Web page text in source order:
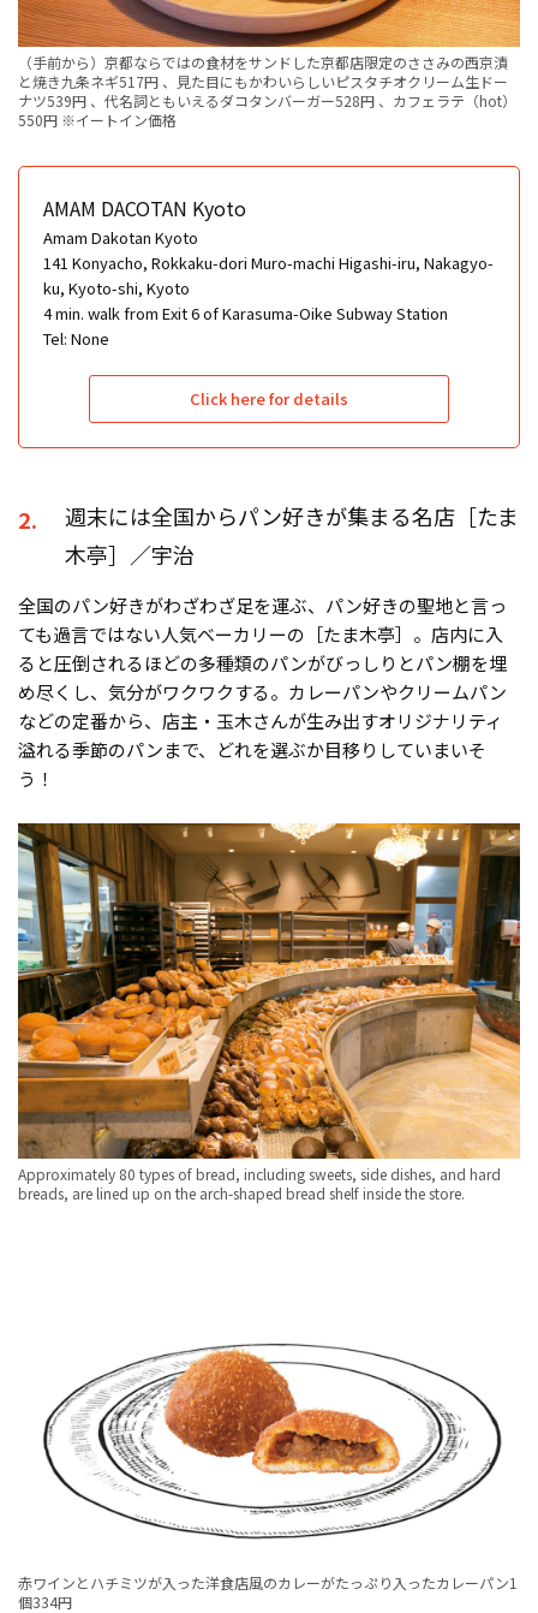
（手前から）京都ならではの食材をサンドした京都店限定のささみの西京漬
と焼き九条ネギ517円 、見た目にもかわいらしいピスタチオクリーム生ドー
ナツ539円 、代名詞ともいえるダコタンバーガー528円 、カフェラテ（hot）
550円 ※イートイン価格
AMAM DACOTAN Kyoto
Amam Dakotan Kyoto
141 Konyacho, Rokkaku-dori Muro-machi Higashi-iru, Nakagyo-
ku, Kyoto-shi, Kyoto
4 min. walk from Exit 6 of Karasuma-Oike Subway Station
Tel: None
Click here for details
2.
週末には全国からパン好きが集まる名店［たま
木亭］／宇治
全国のパン好きがわざわざ足を運ぶ、パン好きの聖地と言っ
ても過言ではない人気ベーカリーの［たま木亭］。店内に入
ると圧倒されるほどの多種類のパンがびっしりとパン棚を埋
め尽くし、気分がワクワクする。カレーパンやクリームパン
などの定番から、店主・玉木さんが生み出すオリジナリティ
溢れる季節のパンまで、どれを選ぶか目移りしていまいそ
う！
Approximately 80 types of bread, including sweets, side dishes, and hard
breads, are lined up on the arch-shaped bread shelf inside the store.
赤ワインとハチミツが入った洋食店風のカレーがたっぷり入ったカレーパン1
個334円